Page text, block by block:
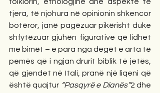
folklorin, etnologjinë dhe aspekte të
tjera, të njohura në opinionin shkencor
botëror, janë pagëzuar pikërisht duke
shfytëzuar gjuhën figurative që lidhet
me bimët – e para nga degët e arta të
pemës që i ngjan drurit biblik të jetës,
që gjendet në Itali, pranë një liqeni që
është quajtur “Pasqyrë e Dianës”2 dhe